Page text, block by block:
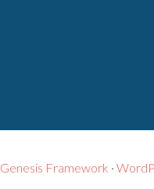
Genesis Framework ·